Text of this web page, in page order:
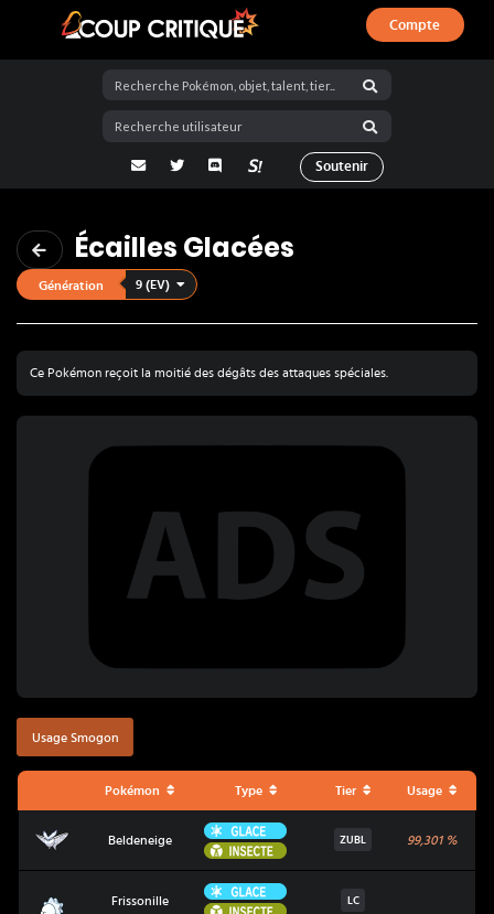
Coup Critique
Compte
adresse email
Twitter Discord La Salty Room sur Pokémon
Soutenir
Écailles Glacées
Génération 9 (EV)
Ce Pokémon reçoit la moitié des dégâts des attaques spéciales.
Usage Smogon
Pokémon Type Tier Usage
Beldeneige
Glace
Insecte
ZUBL 99,301%
Frissonille
Glace
Insecte
LC